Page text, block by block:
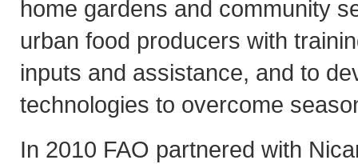
home gardens and community
urban food producers with
inputs and assistance, and to
technologies to overcome
In 2010 FAO partnered with